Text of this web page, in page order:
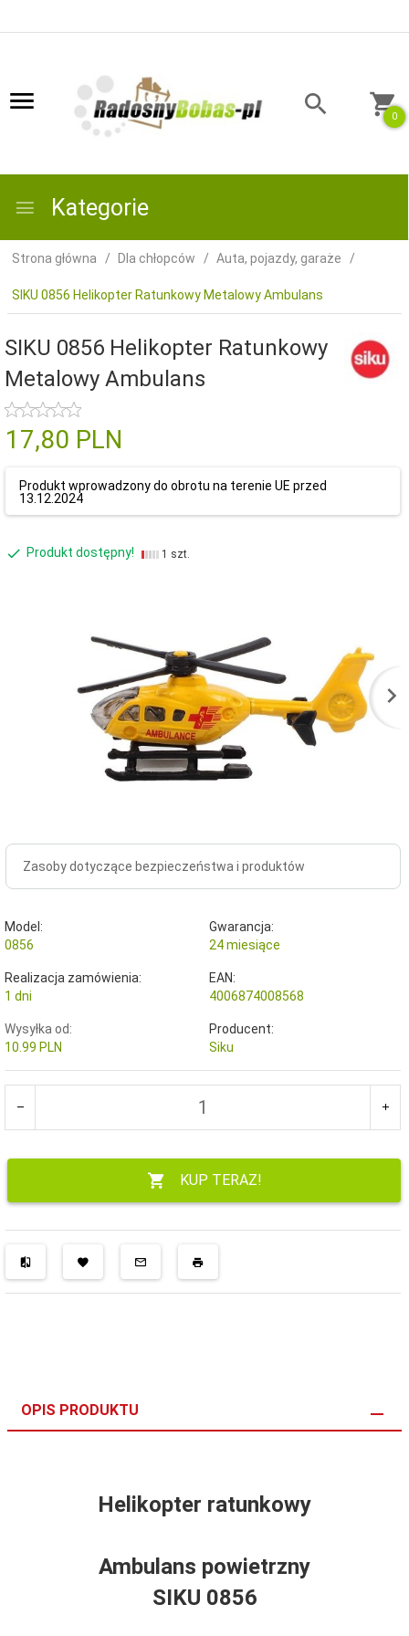
0
Kategorie
Strona główna Dla chłopców Auta, pojazdy, garaże
SIKU 0856 Helikopter Ratunkowy Metalowy Ambulans
SIKU 0856 Helikopter Ratunkowy
Metalowy Ambulans
17,80 PLN
Produkt wprowadzony do obrotu na terenie UE przed
13.12.2024
Produkt dostępny! 1 szt.
Zasoby dotyczące bezpieczeństwa i produktów
Model:
0856
Gwarancja:
24 miesiące
Realizacja zamówienia:
1 dni
EAN:
4006874008568
Wysyłka od:
10.99 PLN
Producent:
Siku
KUP TERAZ!
OPIS PRODUKTU
Helikopter ratunkowy
Ambulans powietrzny
SIKU 0856